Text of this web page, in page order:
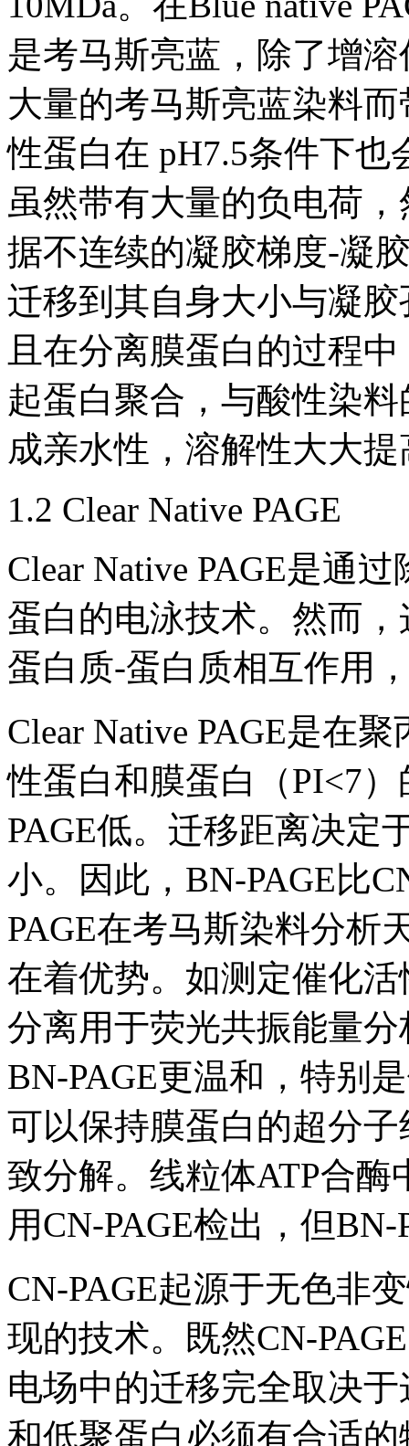
是考马斯亮蓝，除了增
大量的考马斯亮蓝染料
性蛋白在 pH7.5条件下
虽然带有大量的负电荷
据不连续的凝胶梯度-凝
迁移到其自身大小与凝
且在分离膜蛋白的过程
起蛋白聚合，与酸性染
成亲水性，溶解性大大提
1.2 Clear Native PAGE
Clear Native PAGE是通
蛋白的电泳技术。然而
蛋白质-蛋白质相互作用
Clear Native PAGE是在
性蛋白和膜蛋白（PI<7
PAGE低。迁移距离决定
小。因此，BN-PAGE比
PAGE在考马斯染料分析
在着优势。如测定催化
分离用于荧光共振能量
BN-PAGE更温和，特别
可以保持膜蛋白的超分
致分解。线粒体ATP合
用CN-PAGE检出，但
CN-PAGE起源于无色非
现的技术。既然CN-
电场中的迁移完全取决
和低聚蛋白必须有合适